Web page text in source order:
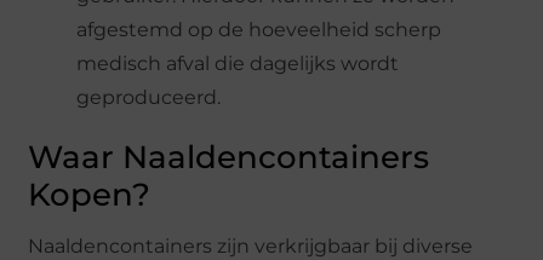
afgestemd op de hoeveelheid scherp
medisch afval die dagelijks wordt
geproduceerd.
Waar Naaldencontainers
Kopen?
Naaldencontainers zijn verkrijgbaar bij diverse